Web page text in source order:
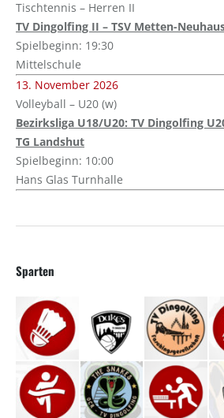
Tischtennis – Herren II
TV Dingolfing II – TSV Metten-
Spielbeginn: 19:30
Mittelschule
13. November 2026
Volleyball – U20 (w)
Bezirksliga U18/U20: TV Dingolfing
TG Landshut
Spielbeginn: 10:00
Hans Glas Turnhalle
Sparten